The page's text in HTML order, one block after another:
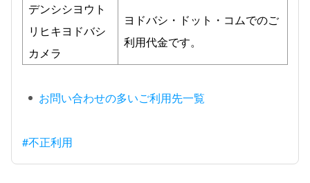
デンシシヨウト
リヒキヨドバシ
カメラ
ヨドバシ・ドット・コムでのご
利用代金です。
お問い合わせの多いご利用先一覧
#不正利用